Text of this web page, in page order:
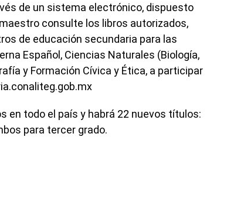
de un sistema electrónico, dispuesto
consulte los libros autorizados,
de educación secundaria para las
Español, Ciencias Naturales (Biología,
y Formación Cívica y Ética, a participar
en todo el país y habrá 22 nuevos títulos:
para tercer grado.